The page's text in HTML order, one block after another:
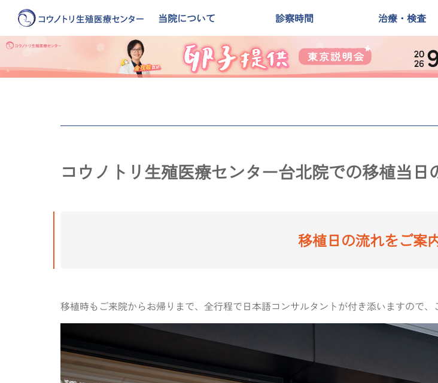
当院について 診察時間 治療・検査
コウノトリ生殖医療センター台北院での移植当日
移植日の流れをご案
移植時もご来院からお帰りまで、全行程で日本語コンサルタントが付き添いますので、